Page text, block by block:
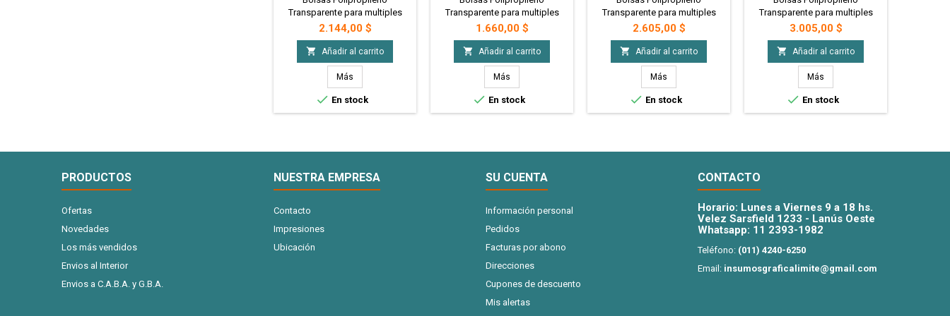
Transparente para multiples
utilidades,economicas,
impermeables. Ideales
para Embalaje, Packaging,
Regalos, Presentaciones,
Mercaderia de todo tipo y
demas cosas de tamaño
medio. (10X30cm) x100 u.
Precio
2.144,00 $
 Añadir al carrito
Más
 En stock
Transparente para multiples
utilidades,economicas,
impermeables. Ideales
para Embalaje, Packaging,
Regalos, Presentaciones,
Mercaderia de todo tipo y
demas cosas de tamaño
medio. (10X20cm) x100 u.
Precio
1.660,00 $
 Añadir al carrito
Más
 En stock
Transparente para multiples
utilidades,economicas,
impermeables. Ideales
para Embalaje, Packaging,
Regalos, Presentaciones,
Mercaderia de todo tipo y
demas cosas de tamaño
medio. (15X25cm) x100 u.
Precio
2.605,00 $
 Añadir al carrito
Más
 En stock
Transparente para multiples
utilidades,economicas,
impermeables. Ideales
para Embalaje, Packaging,
Regalos, Presentaciones,
Mercaderia de todo tipo y
demas cosas de tamaño
medio. (15x30cm) x100 u.
Precio
3.005,00 $
 Añadir al carrito
Más
 En stock
PRODUCTOS
Ofertas
Novedades
Los más vendidos
Envios al Interior
Envios a C.A.B.A. y G.B.A.
NUESTRA EMPRESA
Contacto
Impresiones
Ubicación
SU CUENTA
Información personal
Pedidos
Facturas por abono
Direcciones
Cupones de descuento
Mis alertas
CONTACTO
Horario: Lunes a Viernes 9 a 18 hs.
Velez Sarsfield 1233 - Lanús Oeste
Whatsapp: 11 2393-1982
Teléfono: (011) 4240-6250
Email: insumosgraficalimite@gmail.com